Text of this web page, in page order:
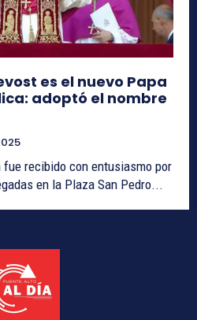
es el nuevo Papa
adoptó el nombre
recibido con entusiasmo por
en la Plaza San Pedro...